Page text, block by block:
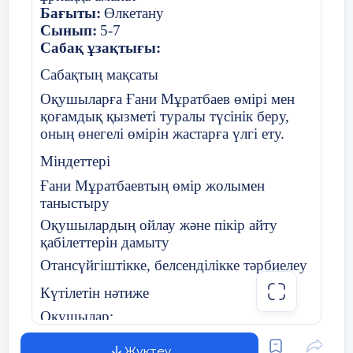
Көріністің жалғасы
(Ана қолына қара қағаз ұстап отырады)
Ана:
«Он жылға сотталды...»
Бұл қалай болғаны?..
Қыз:
Анашым, әкем қайта келе ме?..
(Ана үнсіз жылайды)
(Жарық баяу сөніп, музыка тоқтайды)
IV. Өлең оқу
Бағыты: Өлкетану
Сынып: 5-7
Сабақ ұзақтығы:
Сабақтың мақсаты
Оқушыларға Ғани Мұратбаев өмірі мен
қоғамдық қызметі туралы түсінік беру,
оның өнегелі өмірін жастарға үлгі ету.
Міндеттері
Ғани Мұратбаевтың өмір жолымен
таныстыру
Оқушылардың ойлау және пікір айту
қабілеттерін дамыту
Отансүйгіштікке, белсенділікке тәрбиелеу
Күтілетін нәтиже
Оқушылар:
Ғани Мұратбаевтың өмірі туралы біледі